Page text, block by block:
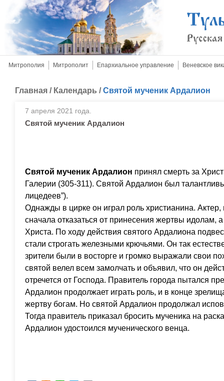
Митрополия Митрополит Епархиальное управление Веневское
Главная / Календарь /Святой мученик Ардалион
7 апреля 2021 года.
Святой мученик Ардалион
Святой мученик Ардалион принял смерть за
Галерии (305-311). Святой Ардалион был
лицедеев”).
Однажды в цирке он играл роль христианина.
сначала отказаться от принесения жертвы идолам, а
Христа. По ходу действия святого Ардалиона
стали строгать железными крючьями. Он так
зрители были в восторге и громко выражали свои
святой велел всем замолчать и объявил, что он
отречется от Господа. Правитель города пытался
Ардалион продолжает играть роль, и в конце
жертву богам. Но святой Ардалион продолжал
Тогда правитель приказал бросить мученика на
Ардалион удостоился мученического венца.